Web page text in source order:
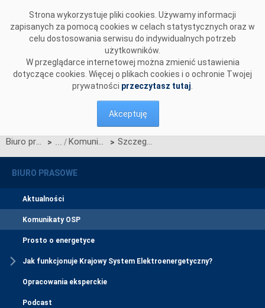
Strona wykorzystuje pliki cookies. Używamy informacji
zapisanych za pomocą cookies w celach statystycznych oraz w
celu dostosowania serwisu do indywidualnych potrzeb
użytkowników.
W przeglądarce internetowej można zmienić ustawienia
dotyczące cookies. Więcej o plikach cookies i o ochronie Twojej
prywatności przeczytasz tutaj
Akceptuję
Biuro prasowe > Komunikaty OSP > Szczegółowy harmonogram certyfikacji ogólnej w 2024 r.
BIURO PRASOWE
Aktualności
Komunikaty OSP
Prosto o energetyce
Jak funkcjonuje Krajowy System Elektroenergetyczny?
Opracowania eksperckie
Podcast